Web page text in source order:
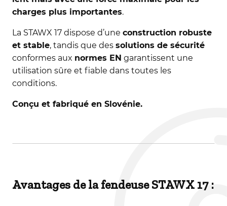
charges plus importantes.
La STAWX 17 dispose d’une construction robuste
et stable, tandis que des solutions de sécurité
conformes aux normes EN garantissent une
utilisation sûre et fiable dans toutes les
conditions.
Conçu et fabriqué en Slovénie.
Avantages de la fendeuse STAWX 17 :